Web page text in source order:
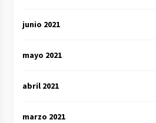
junio 2021
mayo 2021
abril 2021
marzo 2021